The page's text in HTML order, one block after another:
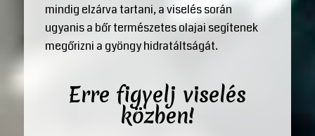
mindig elzárva tartani, a viselés során
ugyanis a bőr természetes olajai segítenek
megőrizni a gyöngy hidratáltságát.
Erre figyelj viselés
közben!